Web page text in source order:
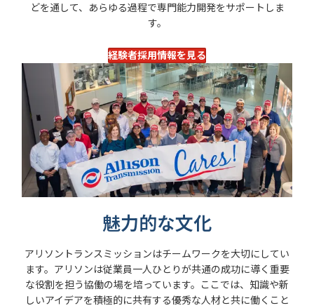
どを通して、あらゆる過程で専門能力開発をサポートしま
す。
経験者採用情報を見る
魅力的な文化
アリソントランスミッションはチームワークを大切にしてい
ます。アリソンは従業員一人ひとりが共通の成功に導く重要
な役割を担う協働の場を培っています。ここでは、知識や新
しいアイデアを積極的に共有する優秀な人材と共に働くこと